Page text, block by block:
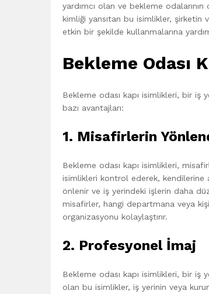
yardımcı olan ve bekleme
kimliği yansıtan bu isimlikler, şirketin
etkin bir şekilde kullanmalarına
Bekleme Odası
Bekleme odası kapı isimlikleri, bir iş
bazı avantajları:
1. Misafirlerin
Bekleme odası kapı isimlikleri,
isimlikleri kontrol ederek, kendilerine
önlenir ve iş yerindeki işlerin daha
misafirler, hangi departmana veya
organizasyonu kolaylaştırır.
2. Profesyonel İmaj
Bekleme odası kapı isimlikleri, bir iş
olan bu isimlikler, iş yerinin veya